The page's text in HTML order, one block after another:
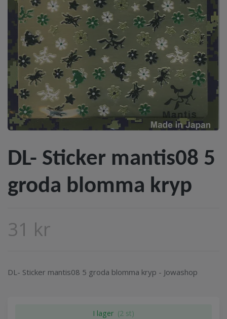
DL- Sticker mantis08 5
groda blomma kryp
31 kr
DL- Sticker mantis08 5 groda blomma kryp - Jowashop
I lager (2 st)